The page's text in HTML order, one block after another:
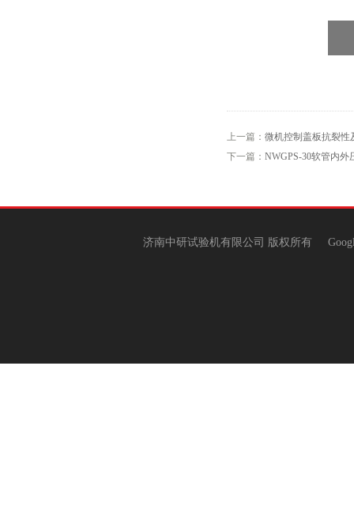
上一篇： 微机控制盖板抗裂性
下一篇： NWGPS-30软管内外
济南中研试验机有限公司 版权所有